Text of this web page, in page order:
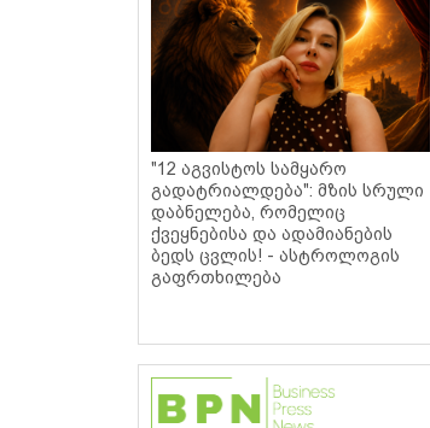
"12 აგვისტოს სამყარო
გადატრიალდება": მზის სრული
დაბნელება, რომელიც
ქვეყნებისა და ადამიანების
ბედს ცვლის! - ასტროლოგის
გაფრთხილება